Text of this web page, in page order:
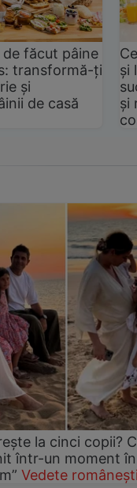
de făcut pâine
transformă-ți
și
de casă
și
și
la cinci copii?
într-un moment
Vedete românești